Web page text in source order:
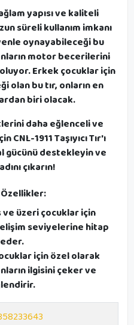
yapısı ve kaliteli
süreli kullanım imkanı
oynayabileceği bu
motor becerilerini
Erkek çocuklar için
olan bu tır, onların en
biri olacak.
daha eğlenceli ve
1911 Taşıyıcı Tır'ı
gücünü destekleyin ve
çıkarın!
Özellikler:
ve üzeri çocuklar için
seviyelerine hitap
eder.
için özel olarak
ilgisini çeker ve